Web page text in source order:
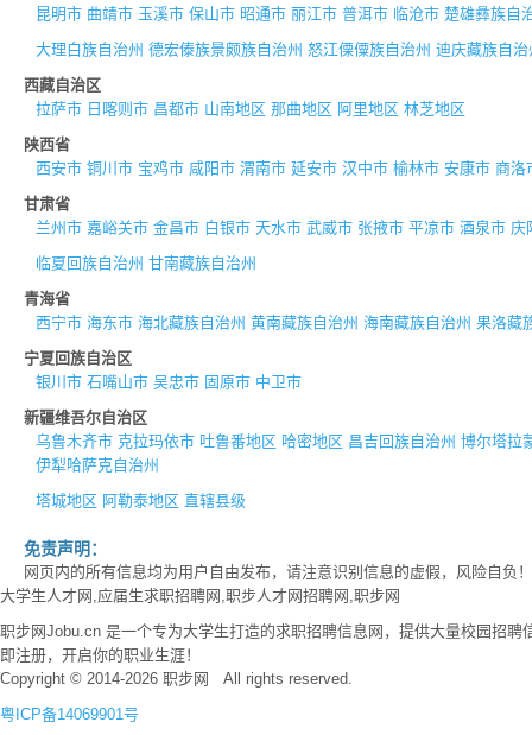
昆明市 曲靖市 玉溪市 保山市 昭通市 丽江市 普洱市 临沧市 楚雄彝族自
大理白族自治州 德宏傣族景颇族自治州 怒江傈僳族自治州 迪庆藏族自治
西藏自治区
拉萨市 日喀则市 昌都市 山南地区 那曲地区 阿里地区 林芝地区
陕西省
西安市 铜川市 宝鸡市 咸阳市 渭南市 延安市 汉中市 榆林市 安康市 商洛
甘肃省
兰州市 嘉峪关市 金昌市 白银市 天水市 武威市 张掖市 平凉市 酒泉市 庆
临夏回族自治州 甘南藏族自治州
青海省
西宁市 海东市 海北藏族自治州 黄南藏族自治州 海南藏族自治州 果洛藏
宁夏回族自治区
银川市 石嘴山市 吴忠市 固原市 中卫市
新疆维吾尔自治区
乌鲁木齐市 克拉玛依市 吐鲁番地区 哈密地区 昌吉回族自治州 博尔塔拉
伊犁哈萨克自治州
塔城地区 阿勒泰地区 直辖县级
免责声明：
网页内的所有信息均为用户自由发布，请注意识别信息的虚假，风险自
大学生人才网,应届生求职招聘网,职步人才网招聘网,职步网
职步网Jobu.cn 是一个专为大学生打造的求职招聘信息网，提供大量校园招
即注册，开启你的职业生涯！
Copyright © 2014-2026 职步网 All rights reserved.
粤ICP备14069901号